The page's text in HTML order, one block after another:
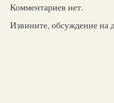
Комментариев нет.
Извините, обсуждение на